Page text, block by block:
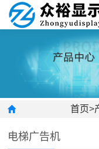
首页>
电梯广告机